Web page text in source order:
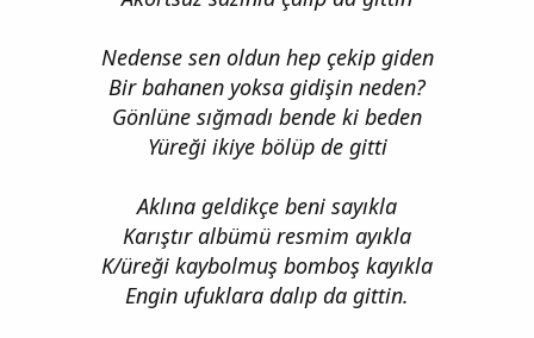
Nedense sen oldun hep çekip giden
Bir bahanen yoksa gidişin neden?
Gönlüne sığmadı bende ki beden
Yüreği ikiye bölüp de gitti
Aklına geldikçe beni sayıkla
Karıştır albümü resmim ayıkla
K/üreği kaybolmuş bomboş kayıkla
Engin ufuklara dalıp da gittin.